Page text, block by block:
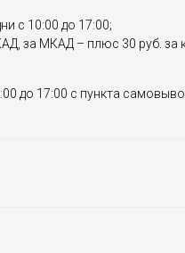
с 10:00 до 17:00;
за МКАД – плюс 30 руб. за
до 17:00 с пункта